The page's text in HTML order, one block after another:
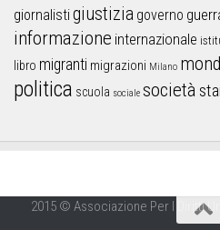
giornalistigiustizia governo
informazione internazionale
libro migranti migrazioni Milano
politica scuola sociale società
2015 © Associazione Per I Diritti